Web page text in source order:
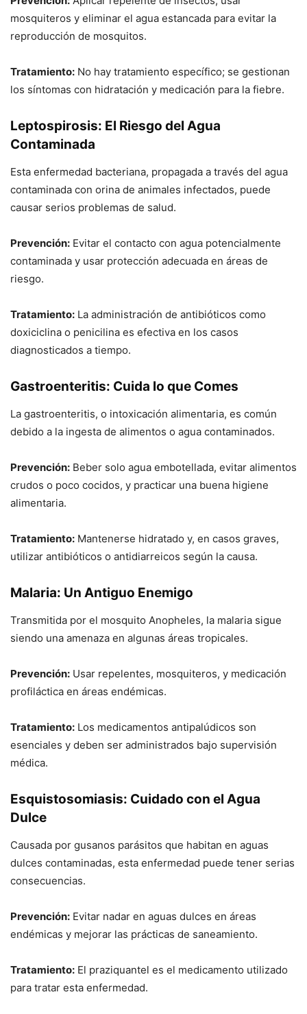
mosquiteros y eliminar el agua estancada para evitar la
reproducción de mosquitos.
Tratamiento: No hay tratamiento específico; se gestionan
los síntomas con hidratación y medicación para la fiebre.
Leptospirosis: El Riesgo del Agua
Contaminada
Esta enfermedad bacteriana, propagada a través del agua
contaminada con orina de animales infectados, puede
causar serios problemas de salud.
Prevención: Evitar el contacto con agua potencialmente
contaminada y usar protección adecuada en áreas de
riesgo.
Tratamiento: La administración de antibióticos como
doxiciclina o penicilina es efectiva en los casos
diagnosticados a tiempo.
Gastroenteritis: Cuida lo que Comes
La gastroenteritis, o intoxicación alimentaria, es común
debido a la ingesta de alimentos o agua contaminados.
Prevención: Beber solo agua embotellada, evitar alimentos
crudos o poco cocidos, y practicar una buena higiene
alimentaria.
Tratamiento: Mantenerse hidratado y, en casos graves,
utilizar antibióticos o antidiarreicos según la causa.
Malaria: Un Antiguo Enemigo
Transmitida por el mosquito Anopheles, la malaria sigue
siendo una amenaza en algunas áreas tropicales.
Prevención: Usar repelentes, mosquiteros, y medicación
profiláctica en áreas endémicas.
Tratamiento: Los medicamentos antipalúdicos son
esenciales y deben ser administrados bajo supervisión
médica.
Esquistosomiasis: Cuidado con el Agua
Dulce
Causada por gusanos parásitos que habitan en aguas
dulces contaminadas, esta enfermedad puede tener serias
consecuencias.
Prevención: Evitar nadar en aguas dulces en áreas
endémicas y mejorar las prácticas de saneamiento.
Tratamiento: El praziquantel es el medicamento utilizado
para tratar esta enfermedad.